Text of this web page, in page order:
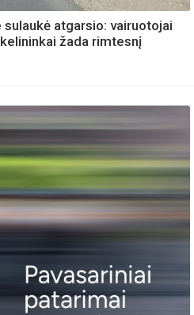
atgarsio: vairuotojai
žada rimtesnį